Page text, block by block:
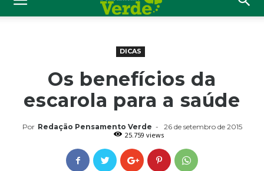
DICAS
Os benefícios da
escarola para a saúde
Por Redação Pensamento Verde -
26 de setembro de 2015
25.759 views